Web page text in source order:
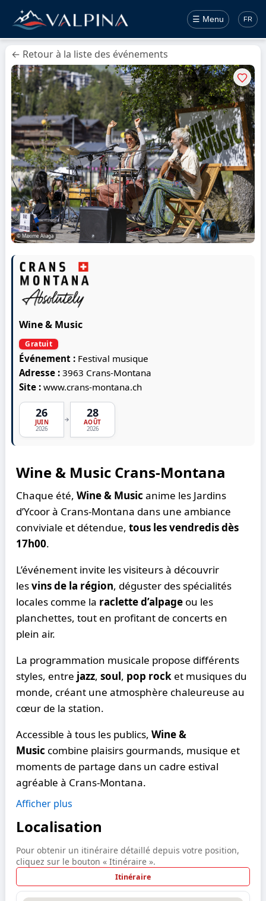
☰ Menu FR
← Retour à la liste des événements
Wine & Music
Gratuit
Événement : Festival musique
Adresse :3963 Crans-Montana
Site :www.crans-montana.ch
26
JUIN
2026
→ 28
AOÛT
2026
© Maxime Aliaga
Wine & Music Crans-Montana
Chaque été,Wine & Music anime les Jardins
d’Ycoor à Crans-Montana dans une ambiance
conviviale et détendue,tous les vendredis dès
17h00.
L’événement invite les visiteurs à découvrir
lesvins de la région, déguster des spécialités
locales comme la raclette d’alpage ou les
planchettes, tout en profitant de concerts en
plein air.
La programmation musicale propose différents
styles, entre jazz,soul, pop rock et musiques du
monde, créant une atmosphère chaleureuse au
cœur de la station.
Accessible à tous les publics,Wine &
Music combine plaisirs gourmands, musique et
moments de partage dans un cadre estival
agréable à Crans-Montana.
Afficher plus
Localisation
Pour obtenir un itinéraire détaillé depuis votre position,
cliquez sur le bouton « Itinéraire ».
Itinéraire